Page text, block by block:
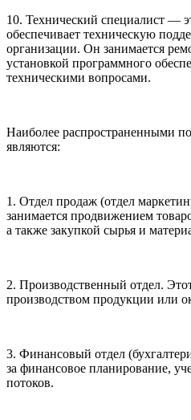
10. Технический специалист —
обеспечивает техническую
организации. Он занимается
установкой программного
техническими вопросами.
Наиболее распространенными
являются:
1. Отдел продаж (отдел
занимается продвижением
а также закупкой сырья и
2. Производственный отдел.
производством продукции или
3. Финансовый отдел
за финансовое планирование,
потоков.